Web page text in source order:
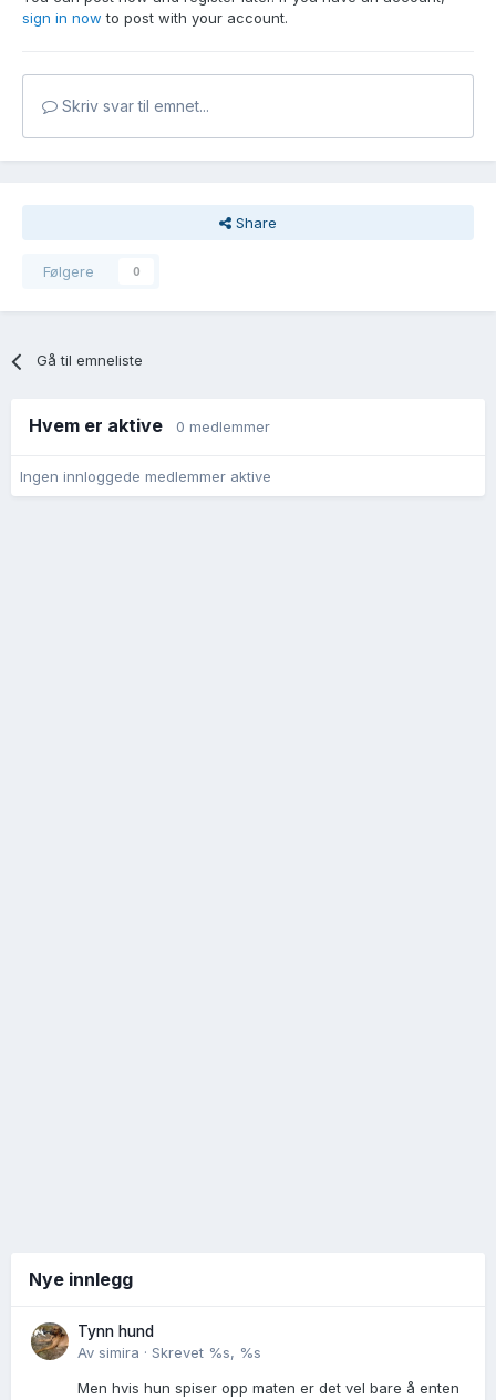
sign in now to post with your account.
Skriv svar til emnet...
Share
Følgere 0
Gå til emneliste
Hvem er aktive 0 medlemmer
Ingen innloggede medlemmer aktive
Nye innlegg
Tynn hund
Av simira · Skrevet %s, %s
Men hvis hun spiser opp maten er det vel bare å enten